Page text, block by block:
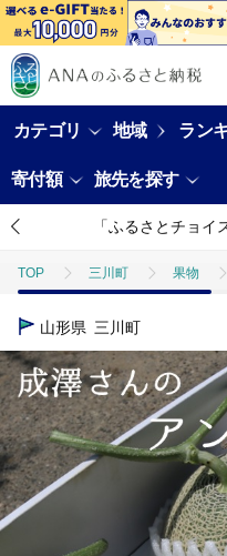
カテゴリ 地域 ラン
寄付額 旅先を探す
「ふるさとチョ
TOP 三川町 果物
TOP
TOP フルーツ メロン
山形県 三川町